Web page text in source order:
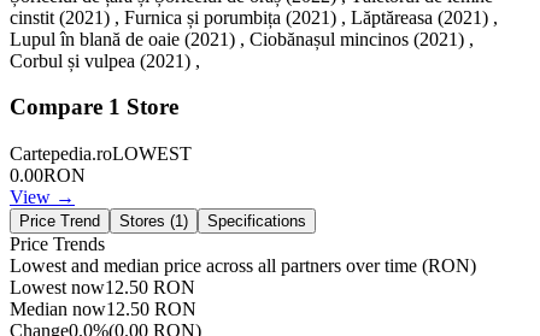
cinstit (2021) , Furnica și porumbița (2021) , Lăptăreasa (2021) ,
Lupul în blană de oaie (2021) , Ciobănașul mincinos (2021) ,
Corbul și vulpea (2021) ,
Compare 1 Store
Cartepedia.roLOWEST
0.00RON
View →
Price Trend Stores (1) Specifications
Price Trends
Lowest and median price across all partners over time (RON)
Lowest now12.50 RON
Median now12.50 RON
Change0.0%(0.00 RON)